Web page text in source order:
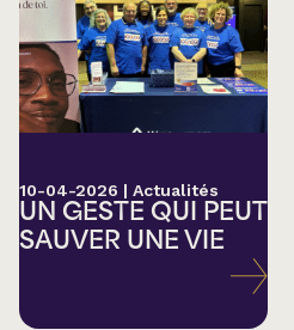
10-04-2026 | Actualités
UN GESTE QUI PEUT
SAUVER UNE VIE